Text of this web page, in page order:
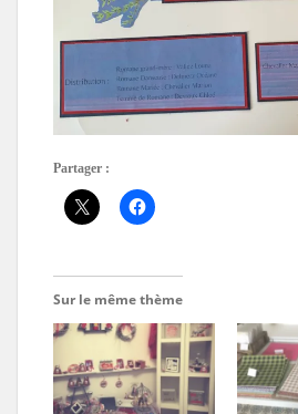
Partager :
Sur le même thème